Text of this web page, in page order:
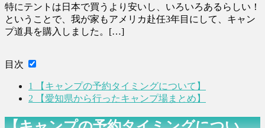
特にテントは日本で買うより安いし、いろいろあるらしい！
ということで、我が家もアメリカ赴任3年目にして、キャン
プ道具を購入しました。[…]
目次
1
【キャンプの予約タイミングについて】
2 【愛知県から行ったキャンプ場まとめ】